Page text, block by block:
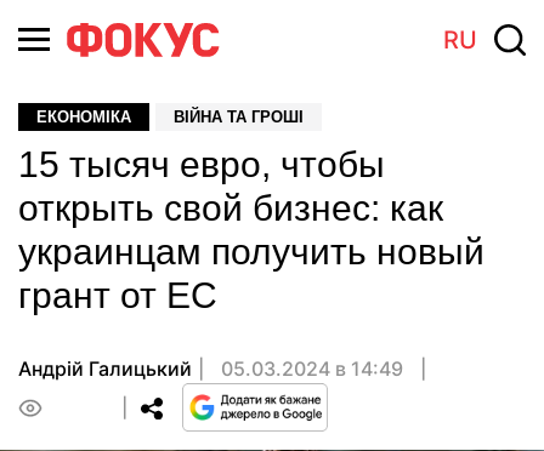
RU
ЕКОНОМІКА ВІЙНА ТА ГРОШІ
15 тысяч евро, чтобы
открыть свой бизнес: как
украинцам получить новый
грант от ЕС
Андрiй Галицький
05.03.2024 в 14:49